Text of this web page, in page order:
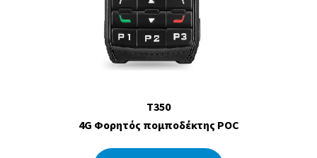
T350
4G Φορητός πομποδέκτης POC